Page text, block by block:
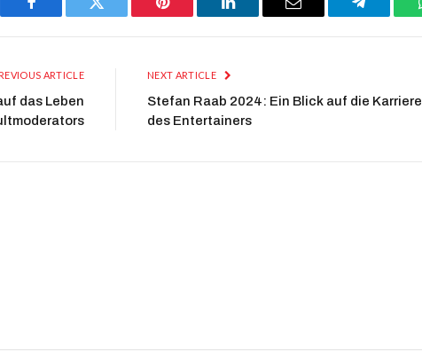
Facebook Twitter Pinterest LinkedIn Email Telegram
ARTICLE
das Leben
NEXT ARTICLE
Stefan Raab 2024: Ein Blick auf die Karriere
des Entertainers